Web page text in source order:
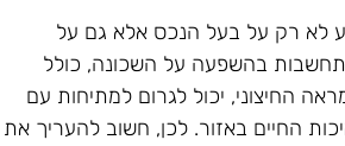
לא רק על בעל הנכס אלא גם על
בהשפעה על השכונה, כולל
החיצוני, יכול לגרום למתיחות עם
החיים באזור. לכן, חשוב להעריך את